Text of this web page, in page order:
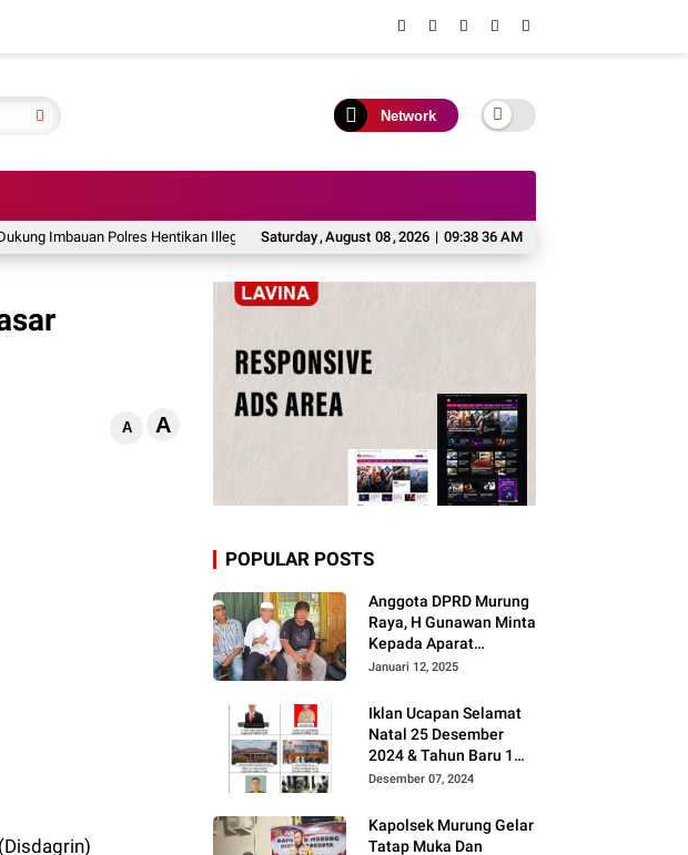
Network
Saturday,August 08,2026 | 09:38 37 AM
Imbauan Polres Hentikan Illegal Fishing di Barito Utara DPRD Dukung Kaji Tiru Pemkab Barito Utara ke
A A
POPULAR POSTS
Anggota DPRD Murung
Raya, H Gunawan Minta
Kepada Aparat
Berantas judi dan
Instruksi Presiden RI
Januari 12, 2025
Iklan Ucapan Selamat
Natal 25 Desember
2024 & Tahun Baru 1
Januari 2025
Desember 07, 2024
Kapolsek Murung Gelar
Tatap Muka Dan